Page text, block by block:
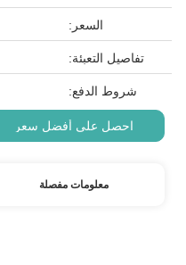
السعر:
تفاصيل التعبئة:
شروط الدفع:
احصل على أفضل سعر
معلومات مفصلة